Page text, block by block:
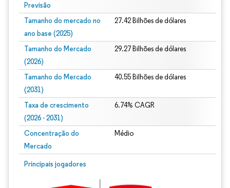
Previsão
Tamanho do mercado no
ano base (2025)
27.42 Bilhões de dólares
Tamanho do Mercado
(2026)
29.27 Bilhões de dólares
Tamanho do Mercado
(2031)
40.55 Bilhões de dólares
Taxa de crescimento
(2026 - 2031)
6.74% CAGR
Concentração do
Mercado
Médio
Principais jogadores
Imagem © Mordor Intelligence. O reuso requer atribuição conforme CC BY 4.0.